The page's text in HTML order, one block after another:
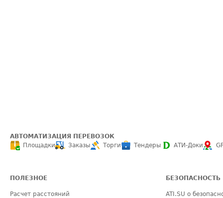
АВТОМАТИЗАЦИЯ ПЕРЕВОЗОК
Площадки
Заказы Торги Тендеры АТИ-Доки
ПОЛЕЗНОЕ
Расчет расстояний
БЕЗОПАСНОСТЬ
ATI.SU о